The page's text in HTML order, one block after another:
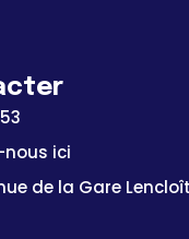
ici
de la Gare